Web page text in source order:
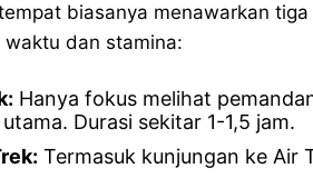
biasanya menawarkan
dan stamina:
Hanya fokus melihat
Durasi sekitar 1-1,5 jam.
Termasuk kunjungan ke Air